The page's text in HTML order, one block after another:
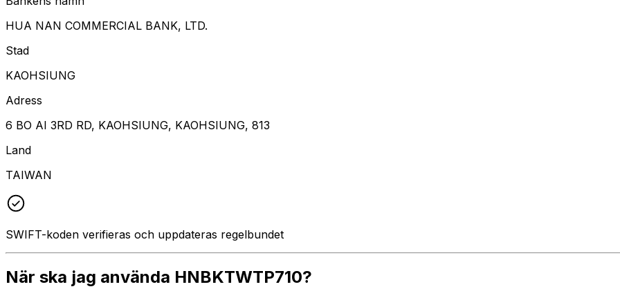
HUA NAN COMMERCIAL BANK, LTD.
Stad
KAOHSIUNG
Adress
6 BO AI 3RD RD, KAOHSIUNG, KAOHSIUNG, 813
Land
TAIWAN
SWIFT-koden verifieras och uppdateras regelbundet
När ska jag använda HNBKTWTP710?